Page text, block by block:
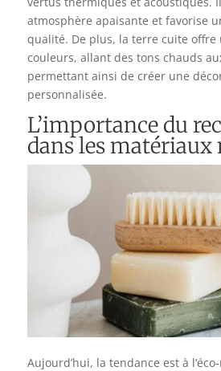
atmosphère apaisante et favorise
qualité. De plus, la terre cuite offre
couleurs, allant des tons chauds
permettant ainsi de créer une
personnalisée.
L’importance du
dans les matériaux
Aujourd’hui, la tendance est à